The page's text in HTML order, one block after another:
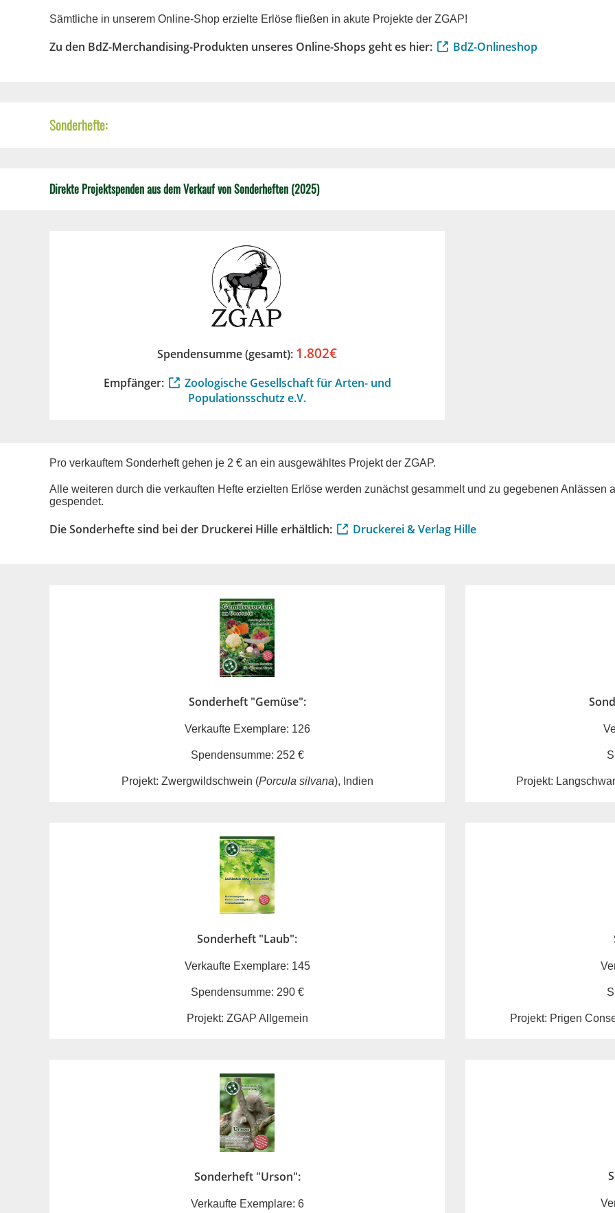
Sämtliche in unserem Online-Shop erzielte Erlöse fließen in akute Projekte der ZGAP!
Zu den BdZ-Merchandising-Produkten unseres Online-Shops geht es hier: BdZ-Onlineshop
Sonderhefte:
Direkte Projektspenden aus dem Verkauf von Sonderheften (2025)
Spendensumme (gesamt): 1.802€
Empfänger:
Zoologische Gesellschaft für Arten- und
Populationsschutz e.V.
Pro verkauftem Sonderheft gehen je 2 € an ein ausgewähltes Projekt der ZGAP.
Alle weiteren durch die verkauften Hefte erzielten Erlöse werden zunächst gesammelt und zu gegebenen Anlässen
gespendet.
Die Sonderhefte sind bei der Druckerei Hille erhältlich: Druckerei & Verlag Hille
Sonderheft "Gemüse":
Verkaufte Exemplare: 126
Spendensumme: 252 €
Projekt: Zwergwildschwein (Porcula silvana), Indien Projekt:
Sonderheft "Laub":
Verkaufte Exemplare: 145
Spendensumme: 290 €
Projekt: ZGAP Allgemein Projekt: Prigen
Sonderheft "Urson":
Verkaufte Exemplare: 6